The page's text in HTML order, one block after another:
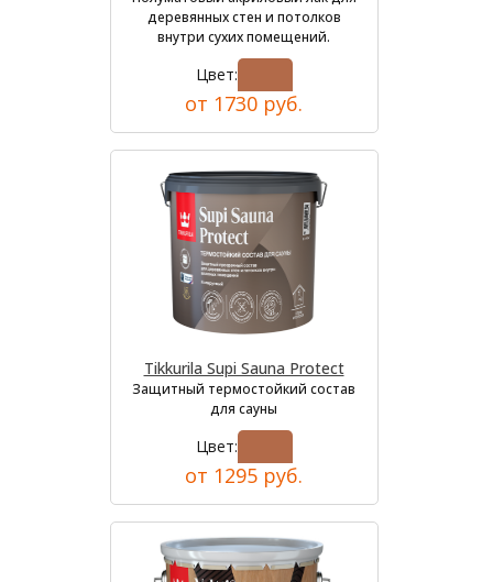
деревянных стен и потолков
внутри сухих помещений.
Цвет:
от 1730 руб.
Tikkurila Supi Sauna Protect
Защитный термостойкий состав
для сауны
Цвет:
от 1295 руб.